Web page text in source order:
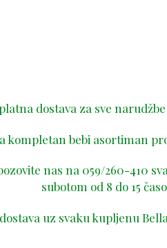
dostava za sve
kompletan bebi asortiman
nas na 059/260-410
subotom od 8 do 15
uz svaku kupljenu